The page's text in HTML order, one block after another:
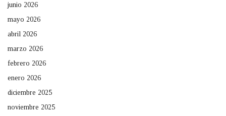
junio 2026
mayo 2026
abril 2026
marzo 2026
febrero 2026
enero 2026
diciembre 2025
noviembre 2025